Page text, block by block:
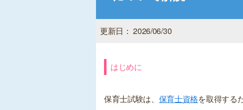
更新日： 2026/06/30
はじめに
保育士試験は、 保育士資格を取得する